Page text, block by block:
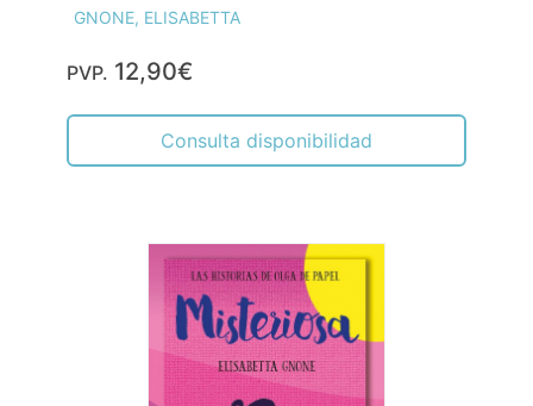
GNONE, ELISABETTA
PVP. 12,90€
Consulta disponibilidad